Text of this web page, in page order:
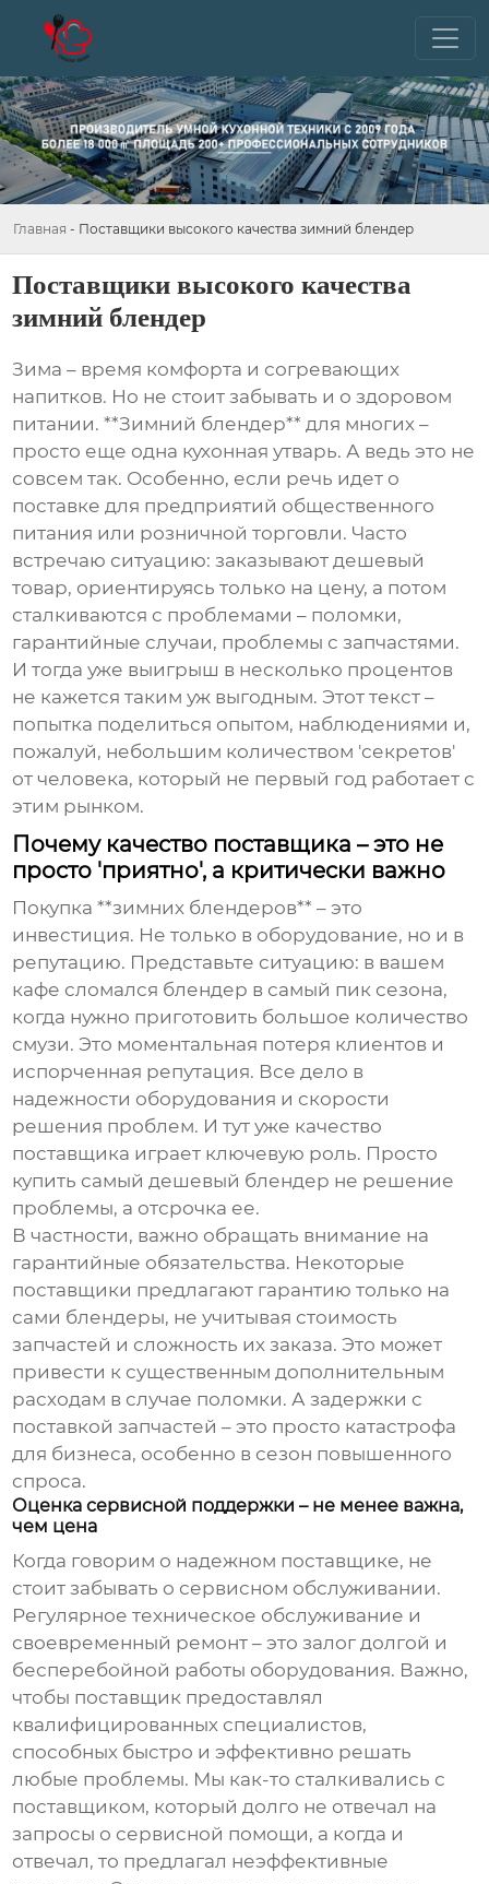
Главная - Поставщики высокого качества зимний блендер
Поставщики высокого качества
зимний блендер
Зима – время комфорта и согревающих
напитков. Но не стоит забывать и о здоровом
питании. **Зимний блендер** для многих –
просто еще одна кухонная утварь. А ведь это не
совсем так. Особенно, если речь идет о
поставке для предприятий общественного
питания или розничной торговли. Часто
встречаю ситуацию: заказывают дешевый
товар, ориентируясь только на цену, а потом
сталкиваются с проблемами – поломки,
гарантийные случаи, проблемы с запчастями.
И тогда уже выигрыш в несколько процентов
не кажется таким уж выгодным. Этот текст –
попытка поделиться опытом, наблюдениями и,
пожалуй, небольшим количеством 'секретов'
от человека, который не первый год работает с
этим рынком.
Почему качество поставщика – это не
просто 'приятно', а критически важно
Покупка **зимних блендеров** – это
инвестиция. Не только в оборудование, но и в
репутацию. Представьте ситуацию: в вашем
кафе сломался блендер в самый пик сезона,
когда нужно приготовить большое количество
смузи. Это моментальная потеря клиентов и
испорченная репутация. Все дело в
надежности оборудования и скорости
решения проблем. И тут уже качество
поставщика играет ключевую роль. Просто
купить самый дешевый блендер не решение
проблемы, а отсрочка ее.
В частности, важно обращать внимание на
гарантийные обязательства. Некоторые
поставщики предлагают гарантию только на
сами блендеры, не учитывая стоимость
запчастей и сложность их заказа. Это может
привести к существенным дополнительным
расходам в случае поломки. А задержки с
поставкой запчастей – это просто катастрофа
для бизнеса, особенно в сезон повышенного
спроса.
Оценка сервисной поддержки – не менее важна,
чем цена
Когда говорим о надежном поставщике, не
стоит забывать о сервисном обслуживании.
Регулярное техническое обслуживание и
своевременный ремонт – это залог долгой и
бесперебойной работы оборудования. Важно,
чтобы поставщик предоставлял
квалифицированных специалистов,
способных быстро и эффективно решать
любые проблемы. Мы как-то сталкивались с
поставщиком, который долго не отвечал на
запросы о сервисной помощи, а когда и
отвечал, то предлагал неэффективные